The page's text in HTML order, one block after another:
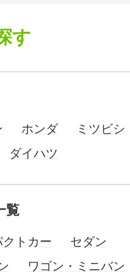
す
ホンダ
ミツビシ
ダイハツ
覧
クトカー
セダン
ワゴン・ミニバン